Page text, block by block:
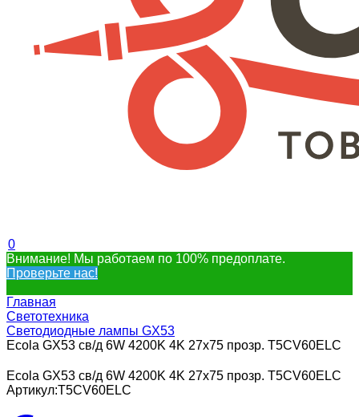
0
Внимание! Мы работаем по 100% предоплате.
Проверьте нас!
Главная
Светотехника
Светодиодные лампы GX53
Ecola GX53 св/д 6W 4200K 4K 27x75 прозр. T5CV60ELC
Ecola GX53 св/д 6W 4200K 4K 27x75 прозр. T5CV60ELC
Артикул:T5CV60ELC